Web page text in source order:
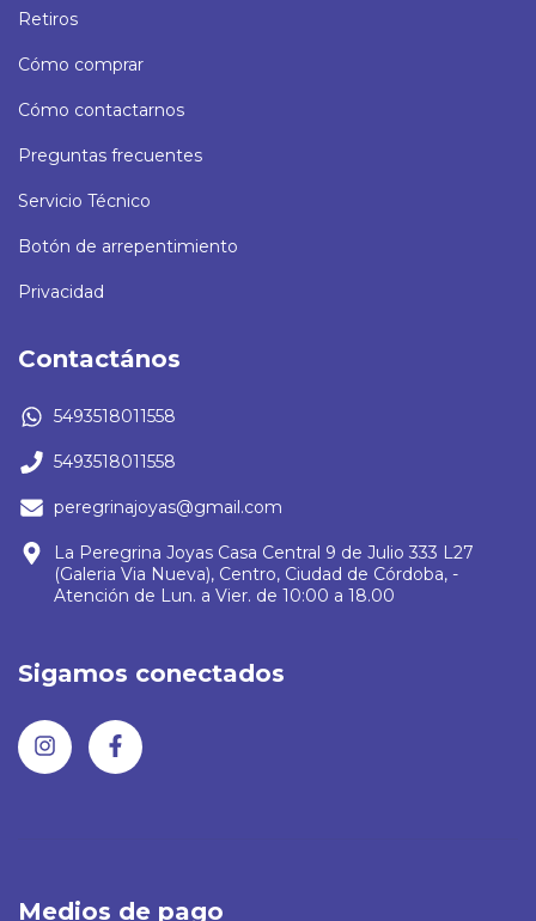
Retiros
Cómo comprar
Cómo contactarnos
Preguntas frecuentes
Servicio Técnico
Botón de arrepentimiento
Privacidad
Contactános
5493518011558
5493518011558
peregrinajoyas@gmail.com
La Peregrina Joyas Casa Central 9 de Julio 333 L27
(Galeria Via Nueva), Centro, Ciudad de Córdoba, -
Atención de Lun. a Vier. de 10:00 a 18.00
Sigamos conectados
Medios de pago